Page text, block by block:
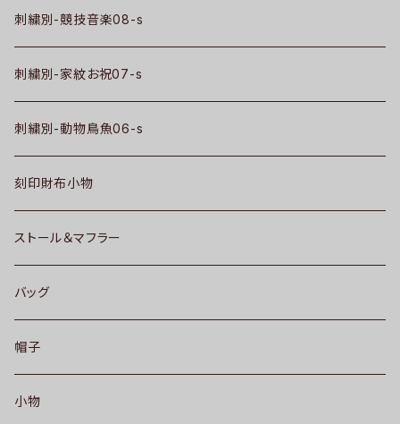
刺繍別-競技音楽08-s
刺繍別-家紋お祝07-s
刺繍別-動物鳥魚06-s
刻印財布小物
ストール＆マフラー
バッグ
帽子
小物